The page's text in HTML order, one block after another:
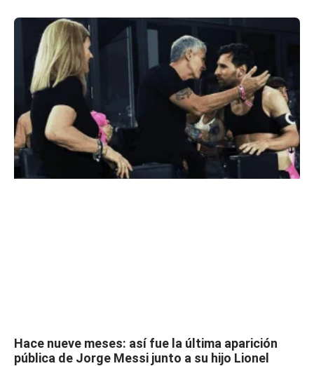
Hace nueve meses: así fue la última aparición
pública de Jorge Messi junto a su hijo Lionel